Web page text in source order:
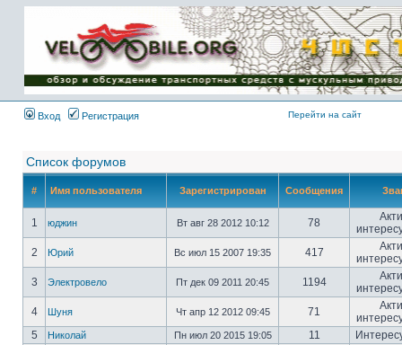
Имя пользователя:
Пароль:
{ LOG_ME_IN_SHORT
}
Вход
Регистрация Перейти на сайт
Список форумов
# Имя пользователя Зарегистрирован Сообщения
1 юджин Вт авг 28 2012 10:12 78
2
Юрий Вс июл 15 2007 19:35 417
3
Электровело Пт дек 09 2011 20:45 1194
4
Шуня Чт апр 12 2012 09:45 71
5
Николай Пн июл 20 2015 19:05 11